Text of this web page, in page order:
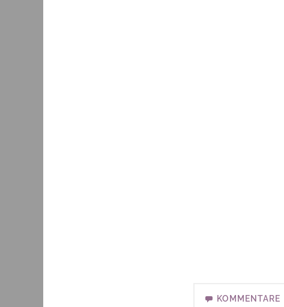
KOMMENTARE